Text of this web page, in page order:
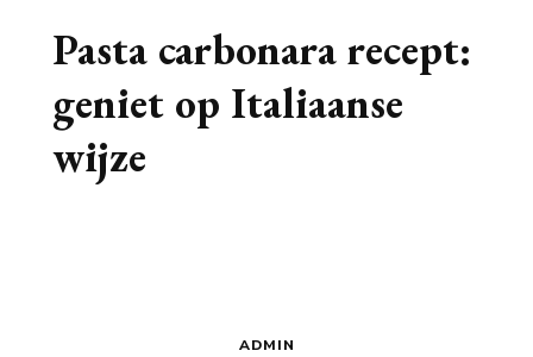
Pasta carbonara recept:
geniet op Italiaanse
wijze
ADMIN